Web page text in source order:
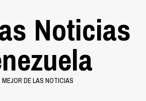
Noticias
MEJOR DE LAS NOTICIAS